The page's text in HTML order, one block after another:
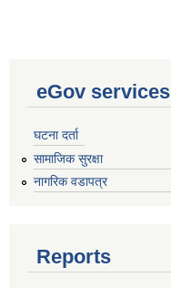
eGov services
घटना दर्ता
सामाजिक सुरक्षा
नागरिक वडापत्र
Reports